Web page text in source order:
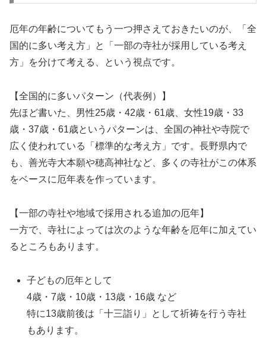
厄年の年齢についてもう一つ押さえておきたいのが、「全
国的に多い考え方」と「一部の寺社が採用している考え
方」を分けて考える、という視点です。
【全国的に多いパターン（代表例）】
先ほど書いた、男性25歳・42歳・61歳、女性19歳・33
歳・37歳・61歳というパターンは、全国の神社や寺院で
広く使われている「標準的な考え方」です。長野県内で
も、善光寺大本願や穂高神社など、多くの寺社がこの体系
をベースに厄年表を作っています。
【一部の寺社や地域で採用される追加の厄年】
一方で、寺社によっては次のような年齢を厄年に加えてい
るところもあります。
子どもの厄年として
4歳・7歳・10歳・13歳・16歳 など
特に13歳前後は「十三詣り」として祈祷を行う寺社
もあります。